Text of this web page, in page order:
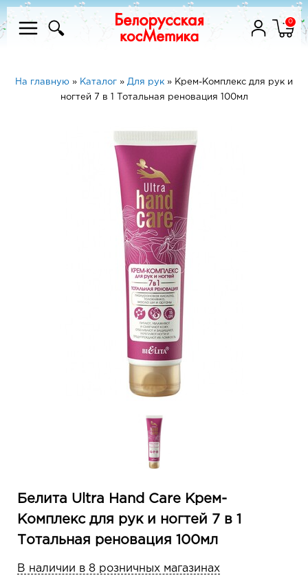
0
На главную » Каталог » Для рук » Крем-Комплекс для рук и
ногтей 7 в 1 Тотальная реновация 100мл
Белита Ultra Hand Care Крем-
Комплекс для рук и ногтей 7 в 1
Тотальная реновация 100мл
В наличии в 8 розничных магазинах